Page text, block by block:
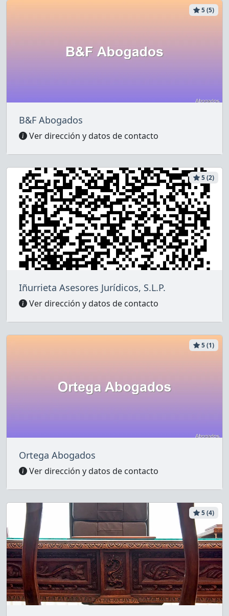
5 (5)
B&F Abogados
Ver dirección y datos de contacto
5 (2)
Iñurrieta Asesores Jurídicos, S.L.P.
Ver dirección y datos de contacto
5 (1)
Ortega Abogados
Ver dirección y datos de contacto
5 (4)